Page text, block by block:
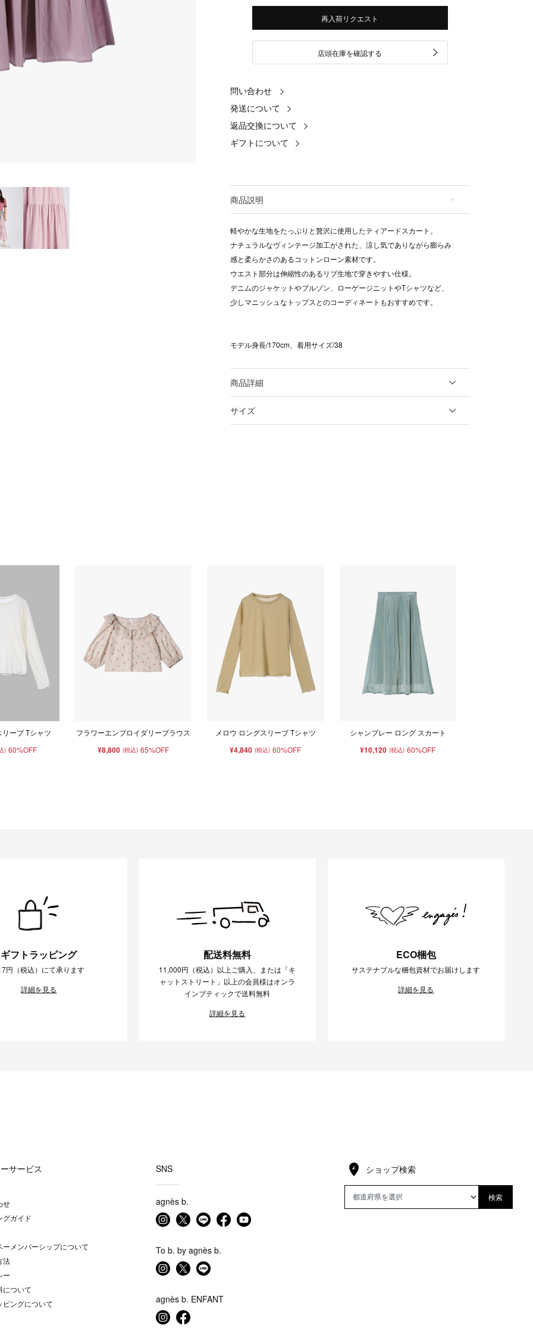
再入荷リクエスト
店頭在庫を確認する
問い合わせ
発送について
返品交換について
ギフトについて
商品説明
軽やかな生地をたっぷりと贅沢に使用したティアードスカート。
ナチュラルなヴィンテージ加工がされた、涼し気でありながら膨らみ
感と柔らかさのあるコットンローン素材です。
ウエスト部分は伸縮性のあるリブ生地で穿きやすい仕様。
デニムのジャケットやブルゾン、ローゲージニットやTシャツなど、
少しマニッシュなトップスとのコーディネートもおすすめです。
モデル身長/170cm、着用サイズ/38
商品詳細
サイズ
リーブ Tシャツ
) 60%OFF
フラワーエンブロイダリーブラウス
¥8,800 (税込) 65%OFF
メロウ ロングスリーブ Tシャツ
¥4,840 (税込) 60%OFF
シャンブレー ロング スカート
¥10,120 (税込) 60%OFF
ギフトラッピング
円（税込）にて承ります
詳細を見る
配送料無料
11,000円（税込）以上ご購入、または「キ
ャットストリート」以上の会員様はオンラ
インブティックで送料無料
詳細を見る
ECO梱包
サステナブルな梱包資材でお届けします
詳細を見る
サービス
せ
グガイド
ーメンバーシップについて
法
ー
について
ピングについて
SNS
agnès b.
To b. by agnès b.
agnès b. ENFANT
ショップ検索
検索